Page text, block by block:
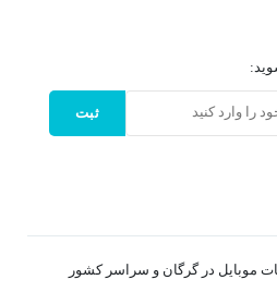
ثبت
موبایل در گرگان و سراسر کشور